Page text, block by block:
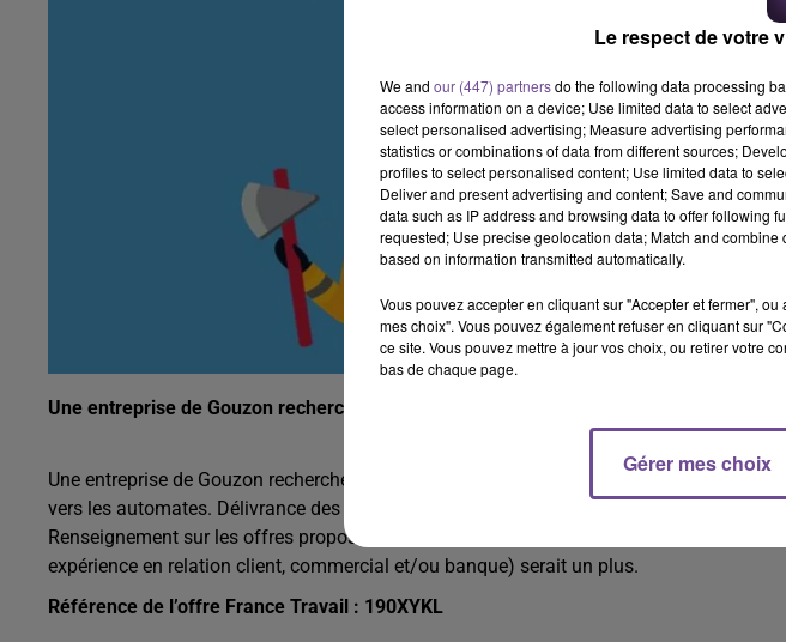
Une entreprise de Gouzon recherche un chargé d’accueil client (H/F).
Une entreprise de Gouzon recherche un chargé d’accueil client (H/F). Vos missions :
vers les automates. Délivrance des colis, courriers. Encaissements. Gestion des
Renseignement sur les offres proposées et accroches commerciales. Vous travaillez du
expérience en relation client, commercial et/ou banque) serait un plus.
Référence de l’offre France Travail : 190XYKL
Le respect de votre
We and our (447) partnersdo the following data processing
access information on a device; Use limited data to select
select personalised advertising; Measure advertising
statistics or combinations of data from different sources;
profiles to select personalised content; Use limited data to
Deliver and present advertising and content; Save and
data such as IP address and browsing data to offer following
requested; Use precise geolocation data; Match and
based on information transmitted automatically.
Vous pouvez accepter en cliquant sur "Accepter et fermer",
mes choix". Vous pouvez également refuser en cliquant sur
ce site. Vous pouvez mettre à jour vos choix, ou retirer votre
bas de chaque page.
Gérer mes choix